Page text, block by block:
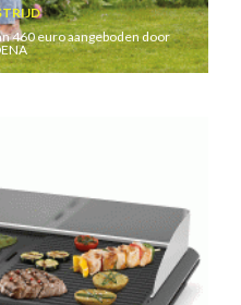
460 euro aangeboden door